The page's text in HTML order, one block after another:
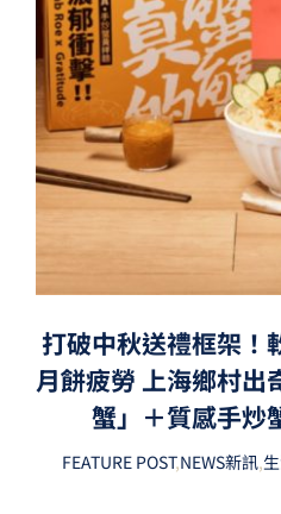
打破中秋送禮框架！
月餅疲勞 上海鄉村出
蟹」＋質感手炒
FEATURE POST,NEWS新訊,